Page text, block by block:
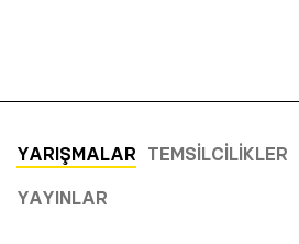
YARIŞMALAR TEMSILCILIKLER
YAYINLAR